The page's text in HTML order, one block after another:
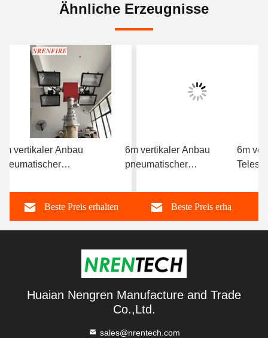
Ähnliche Erzeugnisse
vertikaler Anbau
Halogenlampen
Beste Preis erhalten
6m vertikaler Anbau
pneumatischer
4x1000W Halogenlampen
Beste Preis erhalten
6m
und
Huaian Nengren Manufacture and Trade
Co.,Ltd.
sales@nrentech.com